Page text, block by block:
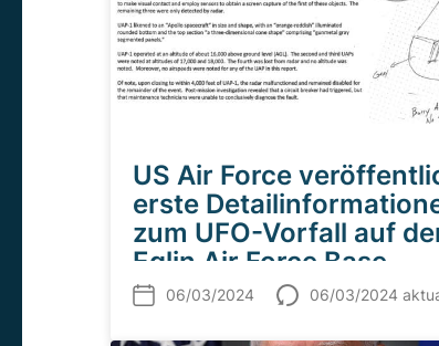
US Air Force
erste
zum UFO-Vorfall auf
Eglin Air Force Base
06/03/2024 06/03/2024